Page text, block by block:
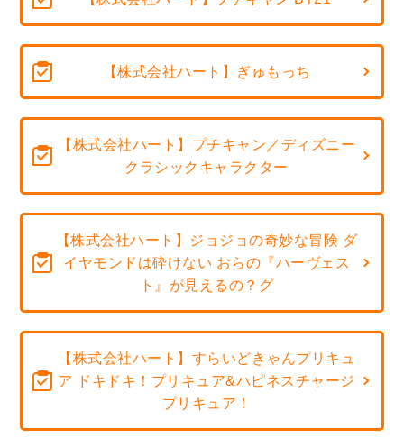
【株式会社ハート】ぎゅもっち
【株式会社ハート】プチキャン／ディズニー
クラシックキャラクター
【株式会社ハート】ジョジョの奇妙な冒険 ダ
イヤモンドは砕けない おらの『ハーヴェス
ト』が見えるの？グ
【株式会社ハート】すらいどきゃんプリキュ
ア ドキドキ！プリキュア&ハピネスチャージ
プリキュア！